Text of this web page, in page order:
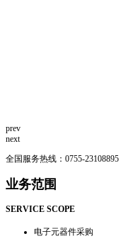
prev
next
全国服务热线： 0755-23108895
业务范围
SERVICE SCOPE
电子元器件采购